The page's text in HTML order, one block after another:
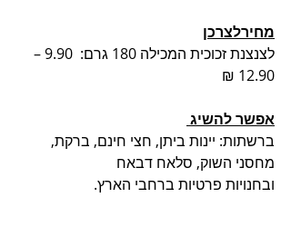
מחירלצרכן
לצנצנת זכוכית המכילה 180 גרם:  9.90 –
12.90 ₪
אפשר להשיג
ברשתות: יינות ביתן, חצי חינם, ברקת,
מחסני השוק, סלאח דבאח
ובחנויות פרטיות ברחבי הארץ.